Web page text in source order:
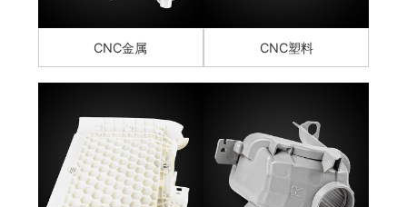
CNC金属 CNC塑料